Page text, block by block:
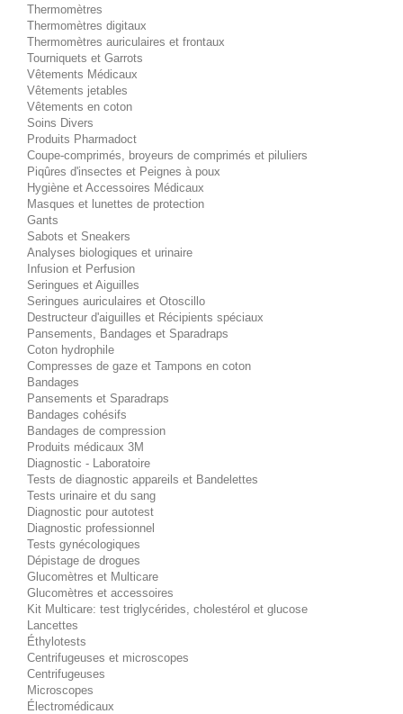
Thermomètres
Thermomètres digitaux
Thermomètres auriculaires et frontaux
Tourniquets et Garrots
Vêtements Médicaux
Vêtements jetables
Vêtements en coton
Soins Divers
Produits Pharmadoct
Coupe-comprimés, broyeurs de comprimés et piluliers
Piqûres d'insectes et Peignes à poux
Hygiène et Accessoires Médicaux
Masques et lunettes de protection
Gants
Sabots et Sneakers
Analyses biologiques et urinaire
Infusion et Perfusion
Seringues et Aiguilles
Seringues auriculaires et Otoscillo
Destructeur d'aiguilles et Récipients spéciaux
Pansements, Bandages et Sparadraps
Coton hydrophile
Compresses de gaze et Tampons en coton
Bandages
Pansements et Sparadraps
Bandages cohésifs
Bandages de compression
Produits médicaux 3M
Diagnostic - Laboratoire
Tests de diagnostic appareils et Bandelettes
Tests urinaire et du sang
Diagnostic pour autotest
Diagnostic professionnel
Tests gynécologiques
Dépistage de drogues
Glucomètres et Multicare
Glucomètres et accessoires
Kit Multicare: test triglycérides, cholestérol et glucose
Lancettes
Éthylotests
Centrifugeuses et microscopes
Centrifugeuses
Microscopes
Électromédicaux